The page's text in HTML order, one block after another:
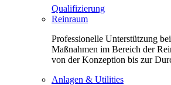
Qualifizierung
Reinraum
Professionelle Unterstützung
Maßnahmen im Bereich der
von der Konzeption bis zur
Anlagen & Utilities